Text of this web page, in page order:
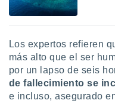
Los expertos refieren
más alto que el ser
por un lapso de seis
de fallecimiento se
e incluso, asegurado